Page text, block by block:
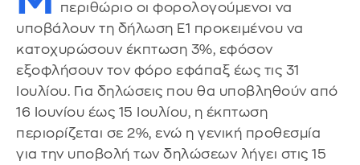
περιθώριο οι φορολογούμενοι να
υποβάλουν τη δήλωση Ε1 προκειμένου να
κατοχυρώσουν έκπτωση 3%, εφόσον
εξοφλήσουν τον φόρο εφάπαξ έως τις 31
Ιουλίου. Για δηλώσεις που θα υποβληθούν από
16 Ιουνίου έως 15 Ιουλίου, η έκπτωση
περιορίζεται σε 2%, ενώ η γενική προθεσμία
για την υποβολή των δηλώσεων λήγει στις 15